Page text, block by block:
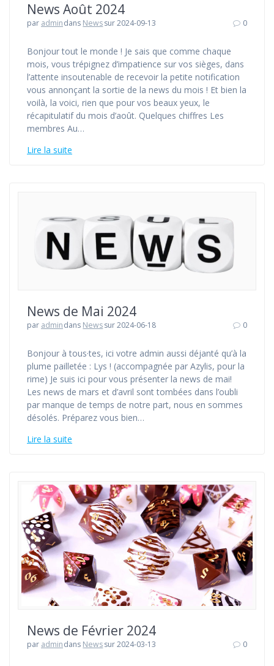
News Août 2024
par admindans Newssur 2024-09-13 0
Bonjour tout le monde ! Je sais que comme chaque
mois, vous trépignez d’impatience sur vos sièges, dans
l’attente insoutenable de recevoir la petite notification
vous annonçant la sortie de la news du mois ! Et bien la
voilà, la voici, rien que pour vos beaux yeux, le
récapitulatif du mois d’août. Quelques chiffres Les
membres Au…
Lire la suite
News de Mai 2024
par admindans Newssur 2024-06-18 0
Bonjour à tous·tes, ici votre admin aussi déjanté qu’à la
plume pailletée : Lys ! (accompagnée par Azylis, pour la
rime) Je suis ici pour vous présenter la news de mai!
Les news de mars et d’avril sont tombées dans l’oubli
par manque de temps de notre part, nous en sommes
désolés. Préparez vous bien…
Lire la suite
News de Février 2024
par admindans Newssur 2024-03-13 0